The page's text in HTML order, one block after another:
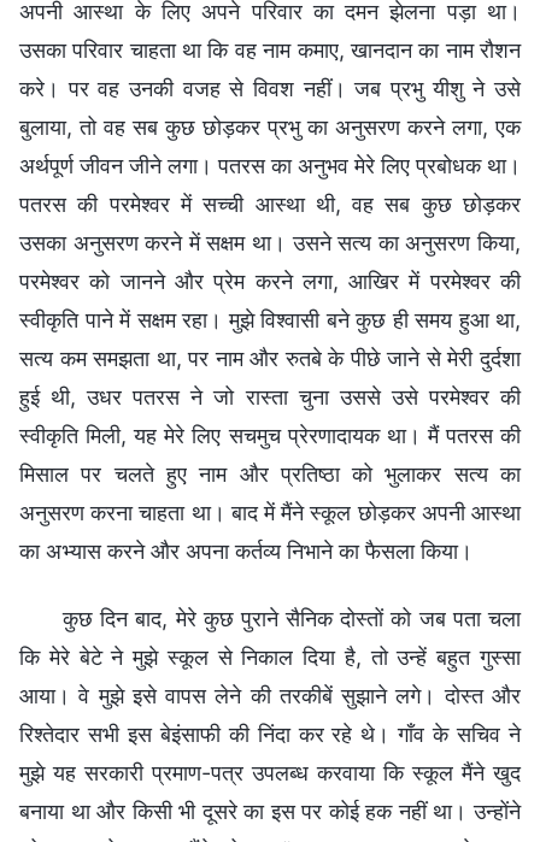
अपनी आस्था के लिए अपने परिवार का दमन झेलना पड़ा था।
उसका परिवार चाहता था कि वह नाम कमाए, खानदान का नाम रौशन
करे। पर वह उनकी वजह से विवश नहीं। जब प्रभु यीशु ने उसे
बुलाया, तो वह सब कुछ छोड़कर प्रभु का अनुसरण करने लगा, एक
अर्थपूर्ण जीवन जीने लगा। पतरस का अनुभव मेरे लिए प्रबोधक था।
पतरस की परमेश्वर में सच्ची आस्था थी, वह सब कुछ छोड़कर
उसका अनुसरण करने में सक्षम था। उसने सत्य का अनुसरण किया,
परमेश्वर को जानने और प्रेम करने लगा, आखिर में परमेश्वर की
स्वीकृति पाने में सक्षम रहा। मुझे विश्वासी बने कुछ ही समय हुआ था,
सत्य कम समझता था, पर नाम और रुतबे के पीछे जाने से मेरी दुर्दशा
हुई थी, उधर पतरस ने जो रास्ता चुना उससे उसे परमेश्वर की
स्वीकृति मिली, यह मेरे लिए सचमुच प्रेरणादायक था। मैं पतरस की
मिसाल पर चलते हुए नाम और प्रतिष्ठा को भुलाकर सत्य का
अनुसरण करना चाहता था। बाद में मैंने स्कूल छोड़कर अपनी आस्था
का अभ्यास करने और अपना कर्तव्य निभाने का फैसला किया।
कुछ दिन बाद, मेरे कुछ पुराने सैनिक दोस्तों को जब पता चला
कि मेरे बेटे ने मुझे स्कूल से निकाल दिया है, तो उन्हें बहुत गुस्सा
आया। वे मुझे इसे वापस लेने की तरकीबें सुझाने लगे। दोस्त और
रिश्तेदार सभी इस बेइंसाफी की निंदा कर रहे थे। गाँव के सचिव ने
मुझे यह सरकारी प्रमाण-पत्र उपलब्ध करवाया कि स्कूल मैंने खुद
बनाया था और किसी भी दूसरे का इस पर कोई हक नहीं था। उन्होंने